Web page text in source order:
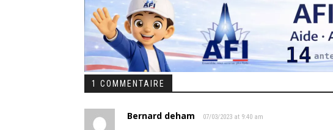
1 COMMENTAIRE
Bernard deham 07/03/2023 at 9:40 am